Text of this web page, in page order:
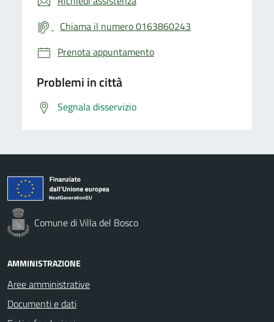
Chiama il numero 0163860243
Prenota appuntamento
Problemi in città
Segnala disservizio
Comune di Villa del Bosco
AMMINISTRAZIONE
Aree amministrative
Documenti e dati